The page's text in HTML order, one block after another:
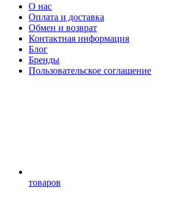
О нас
Оплата и доставка
Обмен и возврат
Контактная информация
Блог
Бренды
Пользовательское соглашение
товаров